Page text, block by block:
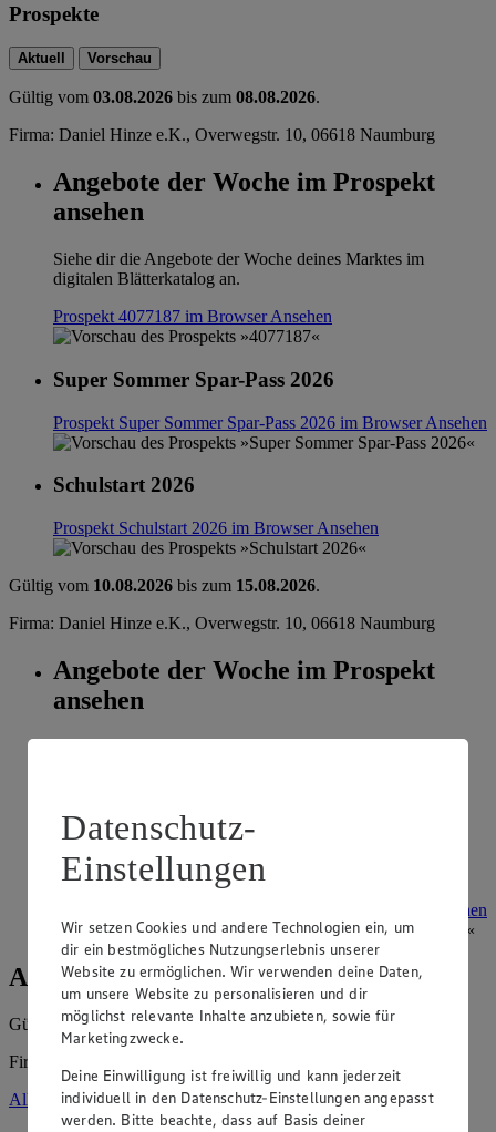
Prospekte
Aktuell Vorschau
Gültig vom 03.08.2026 bis zum 08.08.2026.
Firma: Daniel Hinze e.K., Overwegstr. 10, 06618 Naumburg
Angebote der Woche im Prospekt
ansehen
Siehe dir die Angebote der Woche deines Marktes im
digitalen Blätterkatalog an.
Prospekt 4077187 im BrowserAnsehen
Super Sommer Spar-Pass 2026
Prospekt Super Sommer Spar-Pass 2026 im BrowserAnsehen
Schulstart 2026
Prospekt Schulstart 2026 im BrowserAnsehen
Gültig vom 10.08.2026 bis zum 15.08.2026.
Firma: Daniel Hinze e.K., Overwegstr. 10, 06618 Naumburg
Angebote der Woche im Prospekt
ansehen
Super Sommer Spar-Pass 2026
Ansehen
Angebote der Woche
Gültig vom03.08.2026bis zum08.08.2026.
Firma: Daniel Hinze e.K., Overwegstr. 10, 06618 Naumburg
Alle Angebote ansehen
Datenschutz-
Einstellungen
Wir setzen Cookies und andere Technologien ein, um
dir ein bestmögliches Nutzungserlebnis unserer
Website zu ermöglichen. Wir verwenden deine Daten,
um unsere Website zu personalisieren und dir
möglichst relevante Inhalte anzubieten, sowie für
Marketingzwecke.
Deine Einwilligung ist freiwillig und kann jederzeit
individuell in den Datenschutz-Einstellungen angepasst
werden. Bitte beachte, dass auf Basis deiner